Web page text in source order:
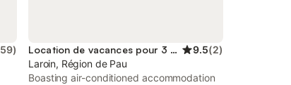
59)
Location de vacances pour 3 personnes 9.5(2)
Laroin, Région de Pau
Boasting air-conditioned accommodation